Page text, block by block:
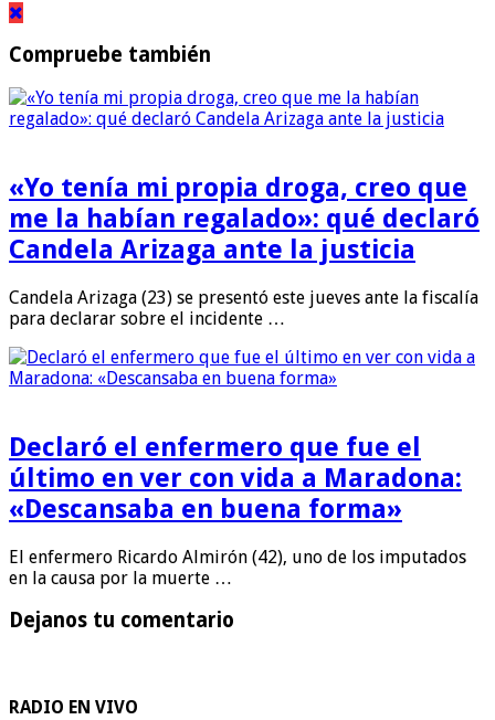
Compruebe también
«Yo tenía mi propia droga, creo que
me la habían regalado»: qué declaró
Candela Arizaga ante la justicia
Candela Arizaga (23) se presentó este jueves ante la fiscalía
para declarar sobre el incidente …
Declaró el enfermero que fue el
último en ver con vida a Maradona:
«Descansaba en buena forma»
El enfermero Ricardo Almirón (42), uno de los imputados
en la causa por la muerte …
Dejanos tu comentario
RADIO EN VIVO